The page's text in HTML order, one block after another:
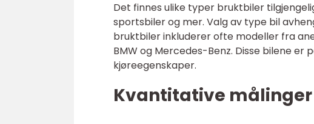
Det finnes ulike typer bruktbiler
sportsbiler og mer. Valg av type bil
bruktbiler inkluderer ofte modeller fra
BMW og Mercedes-Benz. Disse bilene
kjøreegenskaper.
Kvantitative